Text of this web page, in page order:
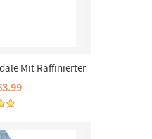
Mit Raffinierter
Rot